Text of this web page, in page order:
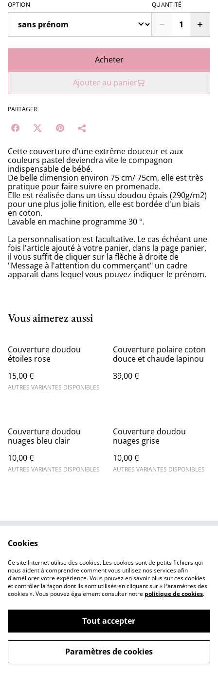
OPTION QUANTITÉ
Acheter
Ajouter au panier
PARTAGER
Cette couverture d'une extrême douceur et aux
couleurs pastel deviendra vite le compagnon
indispensable de bébé.
De belle dimension environ 75 cm/ 75cm, elle est très
pratique pour faire suivre en promenade.
Elle est réalisée dans un tissu doudou épais (290g/m2)
pour une plus jolie finition, elle est bordée d'un biais
en coton.
Lavable en machine programme 30 °.
La personnalisation est facultative. Le cas échéant une
fois l'article ajouté à votre panier, dans la page panier,
il vous suffit de cliquer sur la flèche à droite de
"Message à l'attention du commerçant" un cadre
apparaît dans lequel vous pouvez indiquer le prénom.
Vous aimerez aussi
Couverture doudou
étoiles rose
15,00 €
AUTRES VARIANTES DISPONIBLES
Couverture polaire coton
douce et chaude lapinou
39,00 €
Couverture doudou
nuages bleu clair
10,00 €
AUTRES VARIANTES DISPONIBLES
Couverture doudou
nuages grise
10,00 €
AUTRES VARIANTES DISPONIBLES
Politique de
confidentialité
Politique des cookies
©2026Made in le Loubet
powered by
Cookies
Ce site Internet utilise des cookies. Les cookies sont de petits fichiers qui
nous aident à comprendre comment vous utilisez nos services afin
d'améliorer votre expérience. Vous pouvez en savoir plus sur ces cookies
et contrôler la façon dont ils sont utilisés en cliquant sur « Paramètres des
cookies ». Vous pouvez également consulter notre politique de cookies.
Tout accepter
Paramètres de cookies